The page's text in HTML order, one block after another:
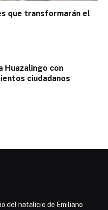
que transformarán el
Huazalingo con
ciudadanos
del natalicio de Emiliano